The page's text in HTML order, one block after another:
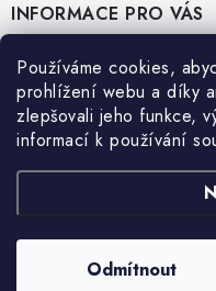
Používáme cookies,
prohlížení webu a díky
zlepšovali jeho funkce,
informací k používání
Odmítnout
pINFORMACE PRO VÁS
KONTAKTY
POŠTOVNÉ A DOPRAVA
KONFIGURÁTOR
OBCHODNÍ PODMÍNKY
PRODEJNY
Prodejna Brno - Pražákova
Prodejna Praha - Brožíkova
Prodejna Ústí n. Labem -
Prodejna Jesenice u Prahy -
Konfigurátor
Konfigurátor AUTOBATERIE
Copyright 2026